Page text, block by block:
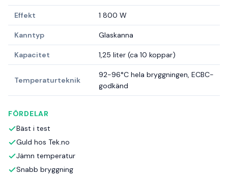
Effekt 1 800 W
Kanntyp Glaskanna
Kapacitet 1,25 liter (ca 10 koppar)
Temperaturteknik
92-96°C hela bryggningen, ECBC-
godkänd
FÖRDELAR
Bäst i test
Guld hos Tek.no
Jämn temperatur
Snabb bryggning